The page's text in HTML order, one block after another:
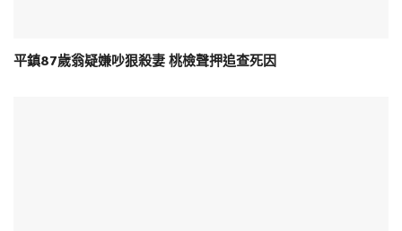
平鎮87歲翁疑嫌吵狠殺妻 桃檢聲押追查死因